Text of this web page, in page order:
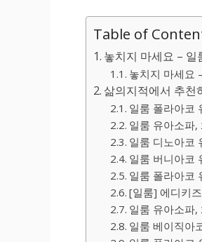
Table of
놓치지 마세요 – 일
놓치지 마세요
삶의지적에서 추천
일룸 폴라아코
일룸 유아소파,
일룸 디노아코
일룸 버니아코
일룸 폴라아코
[일룸] 에디키
일룸 유아소파,
일룸 베이직아